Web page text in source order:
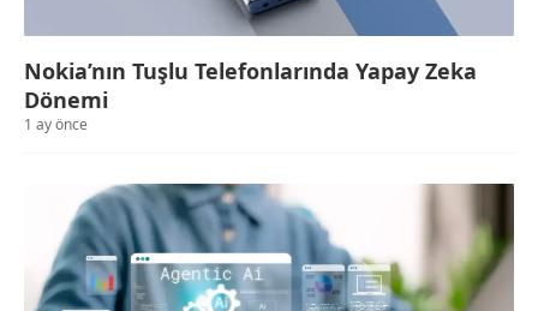
Nokia’nın Tuşlu Telefonlarında Yapay Zeka
Dönemi
1 ay önce